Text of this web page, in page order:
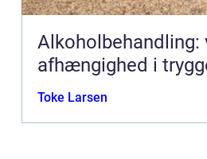
Alkoholbehandling:
afhængighed i
Toke Larsen